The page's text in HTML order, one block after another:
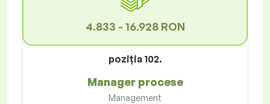
4.833 - 16.928 RON
poziţia 102.
Manager procese
Management